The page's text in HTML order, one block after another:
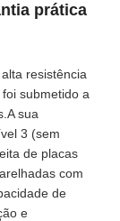
prática
resistência
submetido a
sua
3 (sem
de placas
com
de
e